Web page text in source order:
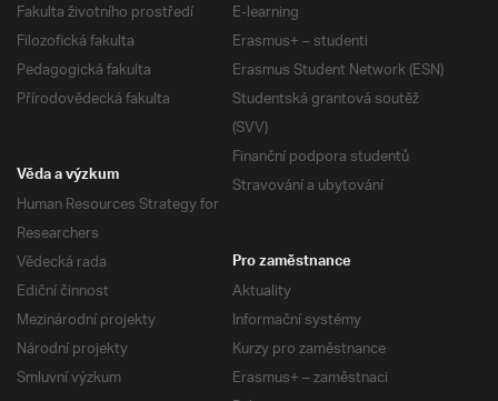
Fakulta životního prostředí
Filozofická fakulta
Pedagogická fakulta
Přírodovědecká fakulta
E-learning
Erasmus+ – studenti
Erasmus Student Network (ESN)
Studentská grantová soutěž
(SVV)
Finanční podpora studentů
Stravování a ubytování
Věda a výzkum
Human Resources Strategy for
Researchers
Vědecká rada
Ediční činnost
Mezinárodní projekty
Národní projekty
Smluvní výzkum
Pro zaměstnance
Aktuality
Informační systémy
Kurzy pro zaměstnance
Erasmus+ – zaměstnaci